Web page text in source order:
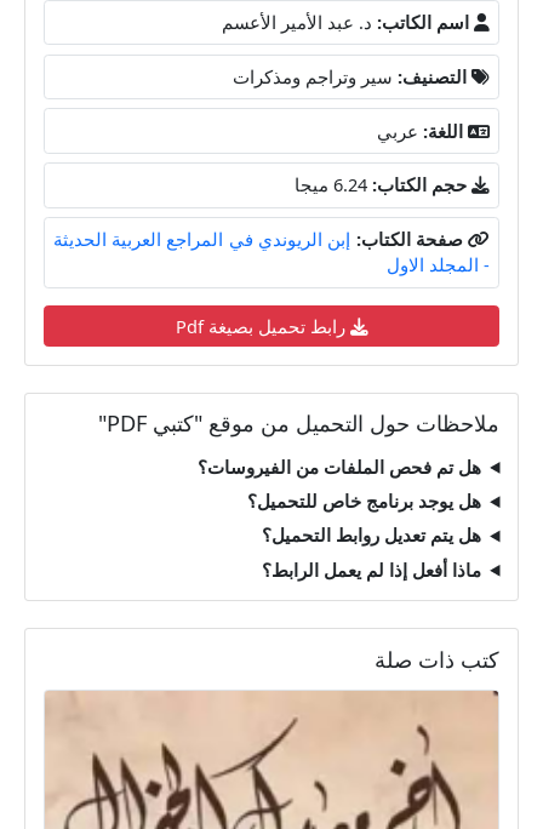
اسم الكاتب: د. عبد الأمير الأعسم
التصنيف: سير وتراجم ومذكرات
اللغة: عربي
حجم الكتاب: 6.24 ميجا
صفحة الكتاب: إبن الريوندي في المراجع العربية الحديثة
- المجلد الاول
رابط تحميل بصيغة Pdf
ملاحظات حول التحميل من موقع "كتبي PDF"
هل تم فحص الملفات من الفيروسات؟
هل يوجد برنامج خاص للتحميل؟
هل يتم تعديل روابط التحميل؟
ماذا أفعل إذا لم يعمل الرابط؟
كتب ذات صلة